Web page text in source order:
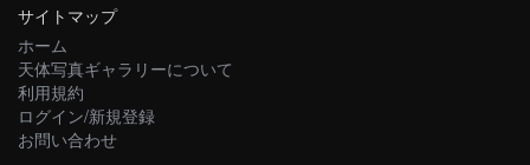
サイトマップ
ホーム
天体写真ギャラリーについて
利用規約
ログイン/新規登録
お問い合わせ